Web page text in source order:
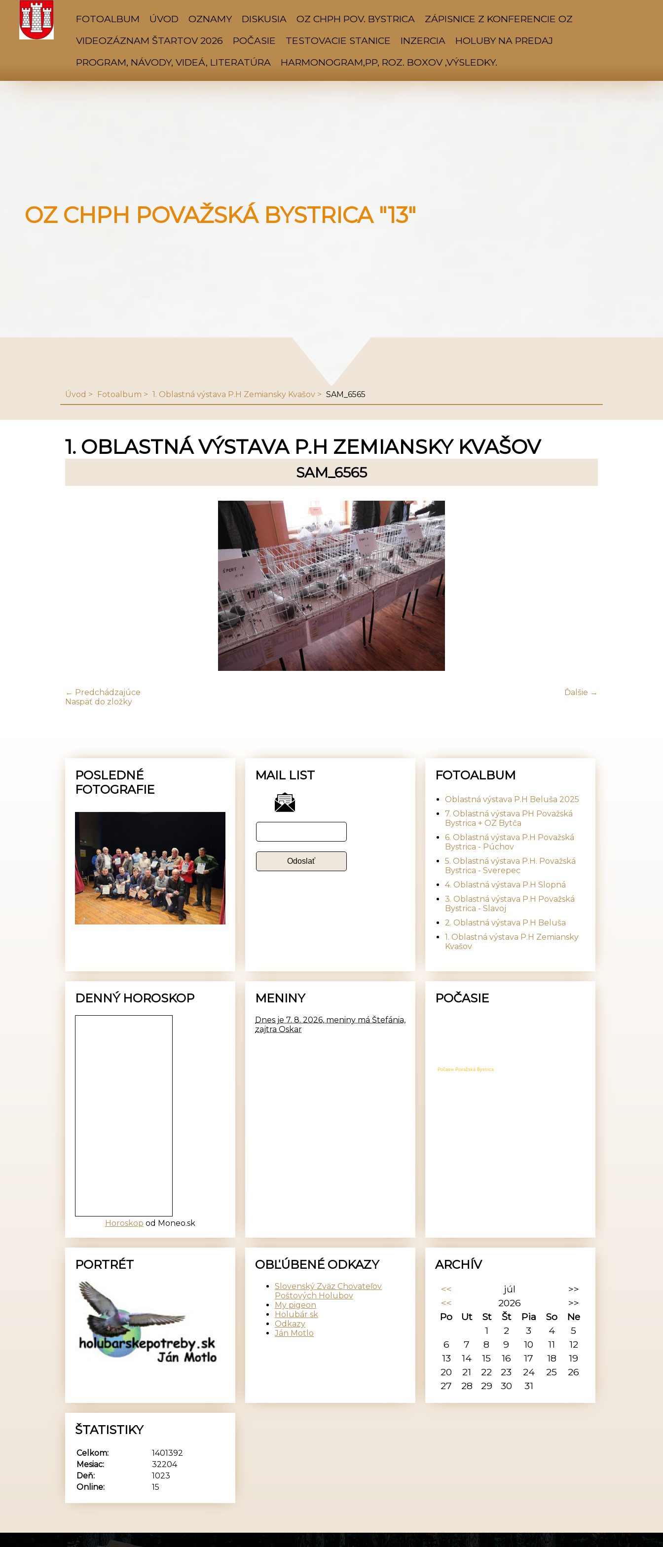
FOTOALBUM ÚVOD OZNAMY DISKUSIA OZ CHPH POV. BYSTRICA
ZÁPISNICE Z KONFERENCIE OZ
VIDEOZÁZNAM ŠTARTOV 2026
POČASIE TESTOVACIE STANICE INZERCIA
HOLUBY NA PREDAJ
PROGRAM, NÁVODY, VIDEÁ, LITERATÚRA
HARMONOGRAM,PP, ROZ. BOXOV ,VÝSLEDKY.
OZ CHPH POVAŽSKÁ BYSTRICA "13"
Úvod Fotoalbum 1. Oblastná výstava P.H Zemiansky Kvašov SAM_6565
1. OBLASTNÁ VÝSTAVA P.H ZEMIANSKY KVAŠOV
SAM_6565
← Predchádzajúce
Ďalšie →
Naspäť do zložky
POSLEDNÉ
FOTOGRAFIE
MAIL LIST FOTOALBUM
Oblastná výstava P.H Beluša 2025
7. Oblastná výstava PH Považská
Bystrica + OZ Bytča
6. Oblastná výstava P.H Považská
Bystrica - Púchov
5. Oblastná výstava P.H. Považská
Bystrica - Sverepec
4. Oblastná výstava P.H Slopná
3. Oblastná výstava P.H Považská
Bystrica - Slavoj
2. Oblastná výstava P.H Beluša
1. Oblastná výstava P.H Zemiansky
Kvašov
DENNÝ HOROSKOP
Horoskop od Moneo.sk
MENINY
Dnes je 7. 8. 2026, meniny má Štefánia,
zajtra Oskar
POČASIE
Počasie Považská Bystrica
PORTRÉT OBĽÚBENÉ ODKAZY
Slovenský Zväz Chovateľov
Poštových Holubov
My pigeon
Holubár sk
Odkazy
Ján Motlo
ARCHÍV
<< júl
>>
<<
2026
>>
Po
Ut St Št Pia So
Ne
1
2 3 4
5
6
7 8 9 10 11
12
13
14 15 16 17 18
19
20
21 22 23 24 25
26
27
28 29 30 31
ŠTATISTIKY
Online: 15
Celkom:
1401392
Mesiac:
32204
Deň:
1023